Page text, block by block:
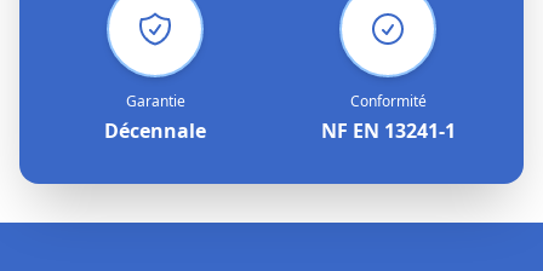
Garantie
Décennale
Conformité
NF EN 13241-1